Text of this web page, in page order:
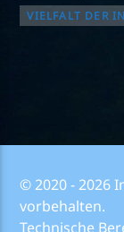
VIELFALT DER
© 2020 - 2026
vorbehalten.
Technische